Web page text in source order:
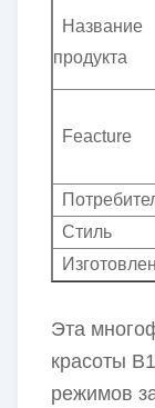
Название
продукта
Feacture
Стиль
Эта
красоты
режимов